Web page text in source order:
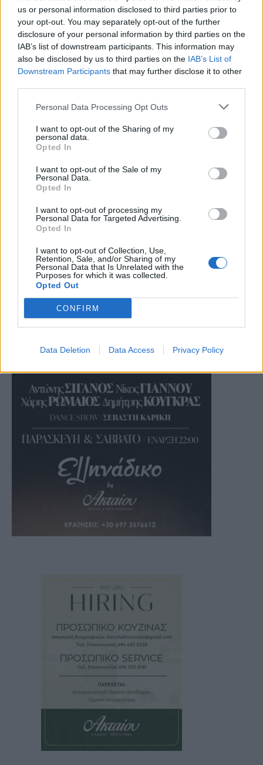
us or personal information disclosed to third parties prior to
your opt-out. You may separately opt-out of the further
disclosure of your personal information by third parties on the
IAB’s list of downstream participants. This information may
also be disclosed by us to third parties on the IAB’s List of
Downstream Participants that may further disclose it to other
Personal Data Processing Opt Outs
I want to opt-out of the Sharing of my
personal data.
Opted In
I want to opt-out of the Sale of my
Personal Data.
Opted In
I want to opt-out of processing my
Personal Data for Targeted Advertising.
Opted In
I want to opt-out of Collection, Use,
Retention, Sale, and/or Sharing of my
Personal Data that Is Unrelated with the
Purposes for which it was collected.
Opted Out
CONFIRM
Data Deletion Data Access Privacy Policy